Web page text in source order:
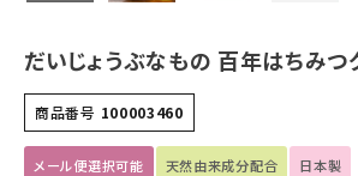
日用品雑貨
フェムケア
だいじょうぶなもの 百年はちみつ
商品番号 100003460
メール便選択可能 天然由来成分配合 日本製